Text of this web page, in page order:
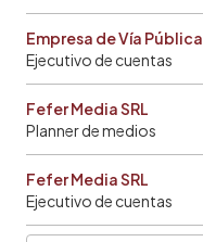
Empresa de Vía Pública
Ejecutivo de cuentas
Fefer Media SRL
Planner de medios
Fefer Media SRL
Ejecutivo de cuentas